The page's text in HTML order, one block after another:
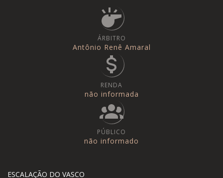
ÁRBITRO
Antônio Renê Amaral
RENDA
não informada
PÚBLICO
não informado
ESCALAÇÃO DO VASCO